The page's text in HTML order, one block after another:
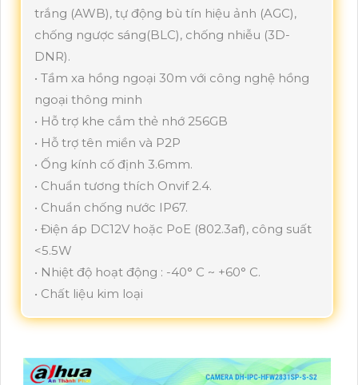
trắng (AWB), tự động bù tín hiệu ảnh (AGC),
chống ngược sáng(BLC), chống nhiễu (3D-
DNR).
• Tầm xa hồng ngoại 30m với công nghệ hồng
ngoại thông minh
• Hỗ trợ khe cắm thẻ nhớ 256GB
• Hỗ trợ tên miền và P2P
• Ống kính cố định 3.6mm.
• Chuẩn tương thích Onvif 2.4.
• Chuẩn chống nước IP67.
• Điện áp DC12V hoặc PoE (802.3af), công suất
<5.5W
• Nhiệt độ hoạt động : -40° C ~ +60° C.
• Chất liệu kim loại